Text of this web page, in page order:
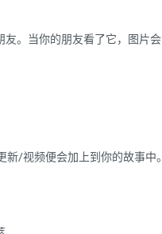
友。 当你的朋友看了它，图片会
新/视频便会加上到 你的故事中